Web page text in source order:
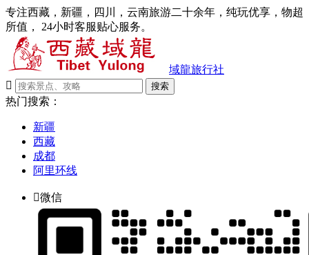
专注西藏，新疆，四川，云南旅游二十余年，纯玩优享，物超
所值， 24小时客服贴心服务。
域龍旅行社

搜索
热门搜索：
新疆
西藏
成都
阿里环线
微信